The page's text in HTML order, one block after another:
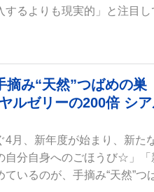
するよりも現実的」と注目
摘み“天然”つばめの
ルゼリーの200倍 シ
4月、新年度が始まり、新た
自分自身へのごほうび☆」
ているのが、手摘み“天然”